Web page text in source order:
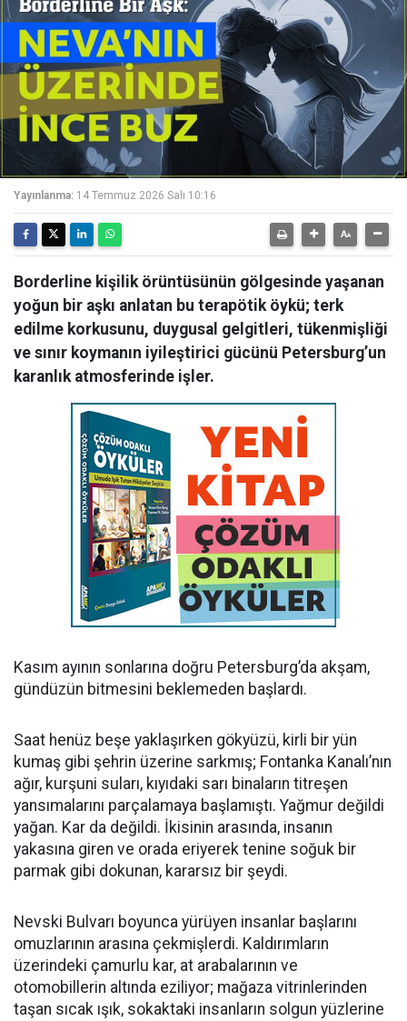
Yayınlanma: 14 Temmuz 2026 Salı 10:16
Borderline kişilik örüntüsünün gölgesinde yaşanan
yoğun bir aşkı anlatan bu terapötik öykü; terk
edilme korkusunu, duygusal gelgitleri, tükenmişliği
ve sınır koymanın iyileştirici gücünü Petersburg’un
karanlık atmosferinde işler.
Kasım ayının sonlarına doğru Petersburg’da akşam,
gündüzün bitmesini beklemeden başlardı.
Saat henüz beşe yaklaşırken gökyüzü, kirli bir yün
kumaş gibi şehrin üzerine sarkmış; Fontanka Kanalı’nın
ağır, kurşuni suları, kıyıdaki sarı binaların titreşen
yansımalarını parçalamaya başlamıştı. Yağmur değildi
yağan. Kar da değildi. İkisinin arasında, insanın
yakasına giren ve orada eriyerek tenine soğuk bir
parmak gibi dokunan, kararsız bir şeydi.
Nevski Bulvarı boyunca yürüyen insanlar başlarını
omuzlarının arasına çekmişlerdi. Kaldırımların
üzerindeki çamurlu kar, at arabalarının ve
otomobillerin altında eziliyor; mağaza vitrinlerinden
taşan sıcak ışık, sokaktaki insanların solgun yüzlerine